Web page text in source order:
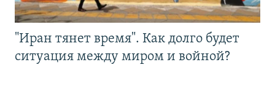
"Иран тянет время". Как долго будет
ситуация между миром и войной?